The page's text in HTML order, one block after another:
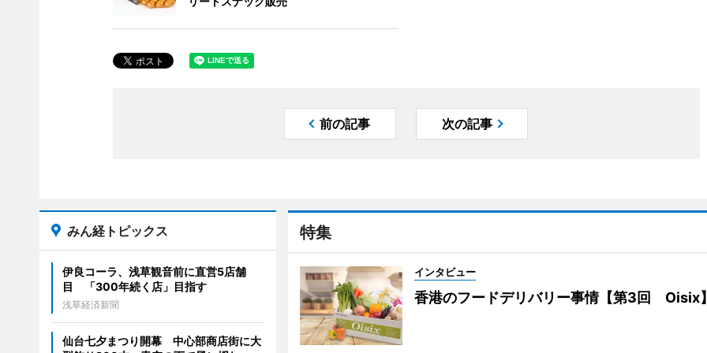
前の記事 次の記事
特集
インタビュー
香港のフードデリバリー事情【第3回 Oisix
みん経トピックス
伊良コーラ、浅草観音前に直営5店舗
目 「300年続く店」目指す
浅草経済新聞
仙台七夕まつり開幕 中心部商店街に大